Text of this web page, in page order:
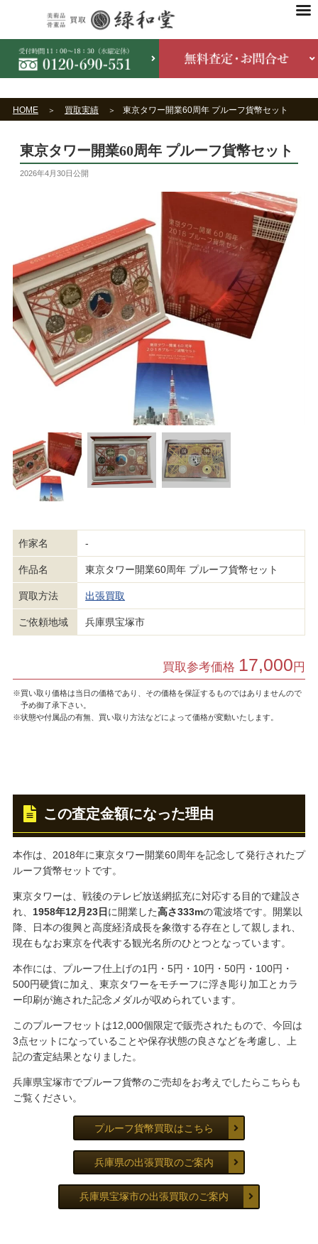
HOME 買取実績 東京タワー開業60周年 プルーフ貨幣セット
東京タワー開業60周年 プルーフ貨幣セット
2026年4月30日公開
作家名 -
作品名 東京タワー開業60周年 プルーフ貨幣セット
買取方法 出張買取
ご依頼地域 兵庫県宝塚市
買取参考価格 17,000 円
※買い取り価格は当日の価格であり、その価格を保証するものではありませんので
予め御了承下さい。
※状態や付属品の有無、買い取り方法などによって価格が変動いたします。
この査定金額になった理由
本作は、2018年に東京タワー開業60周年を記念して発行されたプ
ルーフ貨幣セットです。
東京タワーは、戦後のテレビ放送網拡充に対応する目的で建設さ
れ、 1958年12月23日 に開業した高さ333mの電波塔です。開業以
降、日本の復興と高度経済成長を象徴する存在として親しまれ、
現在もなお東京を代表する観光名所のひとつとなっています。
本作には、プルーフ仕上げの1円・5円・10円・50円・100円・
500円硬貨に加え、東京タワーをモチーフに浮き彫り加工とカラ
ー印刷が施された記念メダルが収められています。
このプルーフセットは12,000個限定で販売されたもので、今回は
3点セットになっていることや保存状態の良さなどを考慮し、上
記の査定結果となりました。
兵庫県宝塚市でプルーフ貨幣のご売却をお考えでしたらこちらも
ご覧ください。
プルーフ貨幣買取はこちら
兵庫県の出張買取のご案内
兵庫県宝塚市の出張買取のご案内